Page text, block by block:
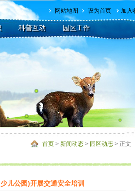
加入
设为首页
网站地图
科普互动 园区工作
首页 > 新闻动态 > 园区动态 > 正文
儿公园)开展交通安全培训